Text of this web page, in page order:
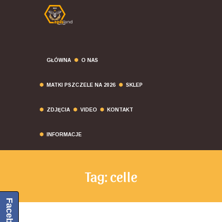
GŁÓWNA O NAS
MATKI PSZCZELE NA 2026 SKLEP
ZDJĘCIA VIDEO KONTAKT
INFORMACJE
Tag: celle